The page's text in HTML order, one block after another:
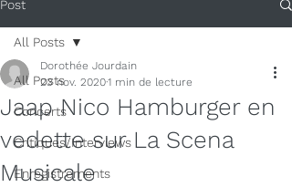
Post
All Posts
Concerts
Critiques/Interviews
Enregistrements
All Posts
Jaap Nico Hamburger en
vedette sur La Scena
Musicale
Dorothée Jourdain
23 nov. 20201 min de lecture